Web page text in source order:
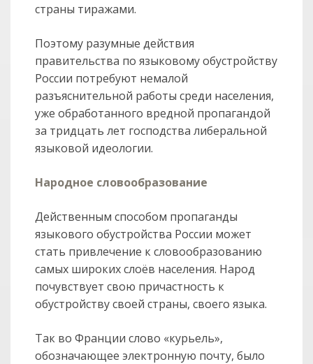
страны тиражами.
Поэтому разумные действия
правительства по языковому обустройству
России потребуют немалой
разъяснительной работы среди населения,
уже обработанного вредной пропагандой
за тридцать лет господства либеральной
языковой идеологии.
Народное словообразование
Действенным способом пропаганды
языкового обустройства России может
стать привлечение к словообразованию
самых широких слоёв населения. Народ
почувствует свою причастность к
обустройству своей страны, своего языка.
Так во Франции слово «курьель»,
обозначающее электронную почту, было